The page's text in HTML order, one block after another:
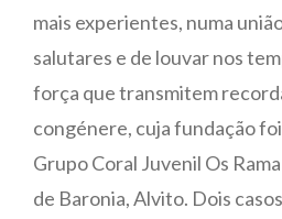
mais experientes, numa
salutares e de louvar nos
força que transmitem
congénere, cuja fundação
Grupo Coral Juvenil Os
de Baronia, Alvito. Dois